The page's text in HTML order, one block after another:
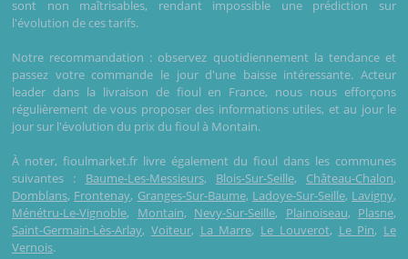
sont non maîtrisables, rendant impossible une prédiction sur
l'évolution de ces tarifs.
Notre recommandation : observez quotidiennement la tendance et
passez votre commande le jour d'une baisse intéressante. Acteur
leader dans la livraison de fioul en France, nous nous efforçons
régulièrement de vous proposer des informations utiles, et au jour le
jour sur l'évolution du prix du fioul à Montain.
À noter, fioulmarket.fr livre également du fioul dans les communes
suivantes : Baume-Les-Messieurs, Blois-Sur-Seille, Château-Chalon,
Domblans, Frontenay, Granges-Sur-Baume, Ladoye-Sur-Seille, Lavigny,
Ménétru-Le-Vignoble, Montain, Nevy-Sur-Seille, Plainoiseau, Plasne,
Saint-Germain-Lès-Arlay, Voiteur, La Marre, Le Louverot, Le Pin, Le
Vernois.